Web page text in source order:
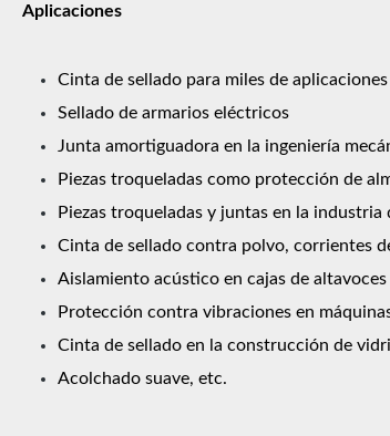
Aplicaciones
Cinta de sellado para miles de
Sellado de armarios eléctricos
Junta amortiguadora en la ingeniería
Piezas troqueladas como protección de
Piezas troqueladas y juntas en la industria
Cinta de sellado contra polvo, corrientes
Aislamiento acústico en cajas de altavoces
Protección contra vibraciones en
Cinta de sellado en la construcción de
Acolchado suave, etc.